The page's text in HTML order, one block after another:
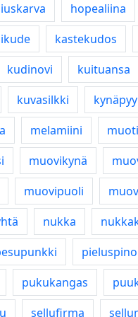
hopealiina
kastekudos
kudinovi
kuituansa
kuvasilkki
melamiini
muovikynä
muovipuoli
nukka
pieluspino
pukukangas
sellufirma